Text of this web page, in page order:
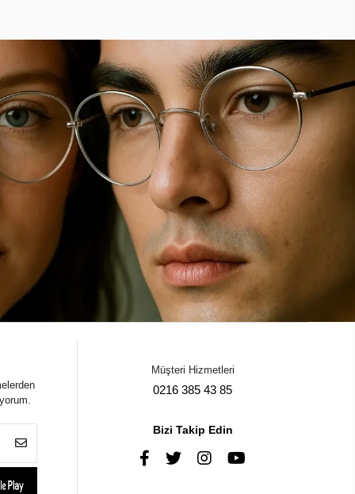
Müşteri Hizmetleri
0216 385 43 85
Bizi Takip Edin